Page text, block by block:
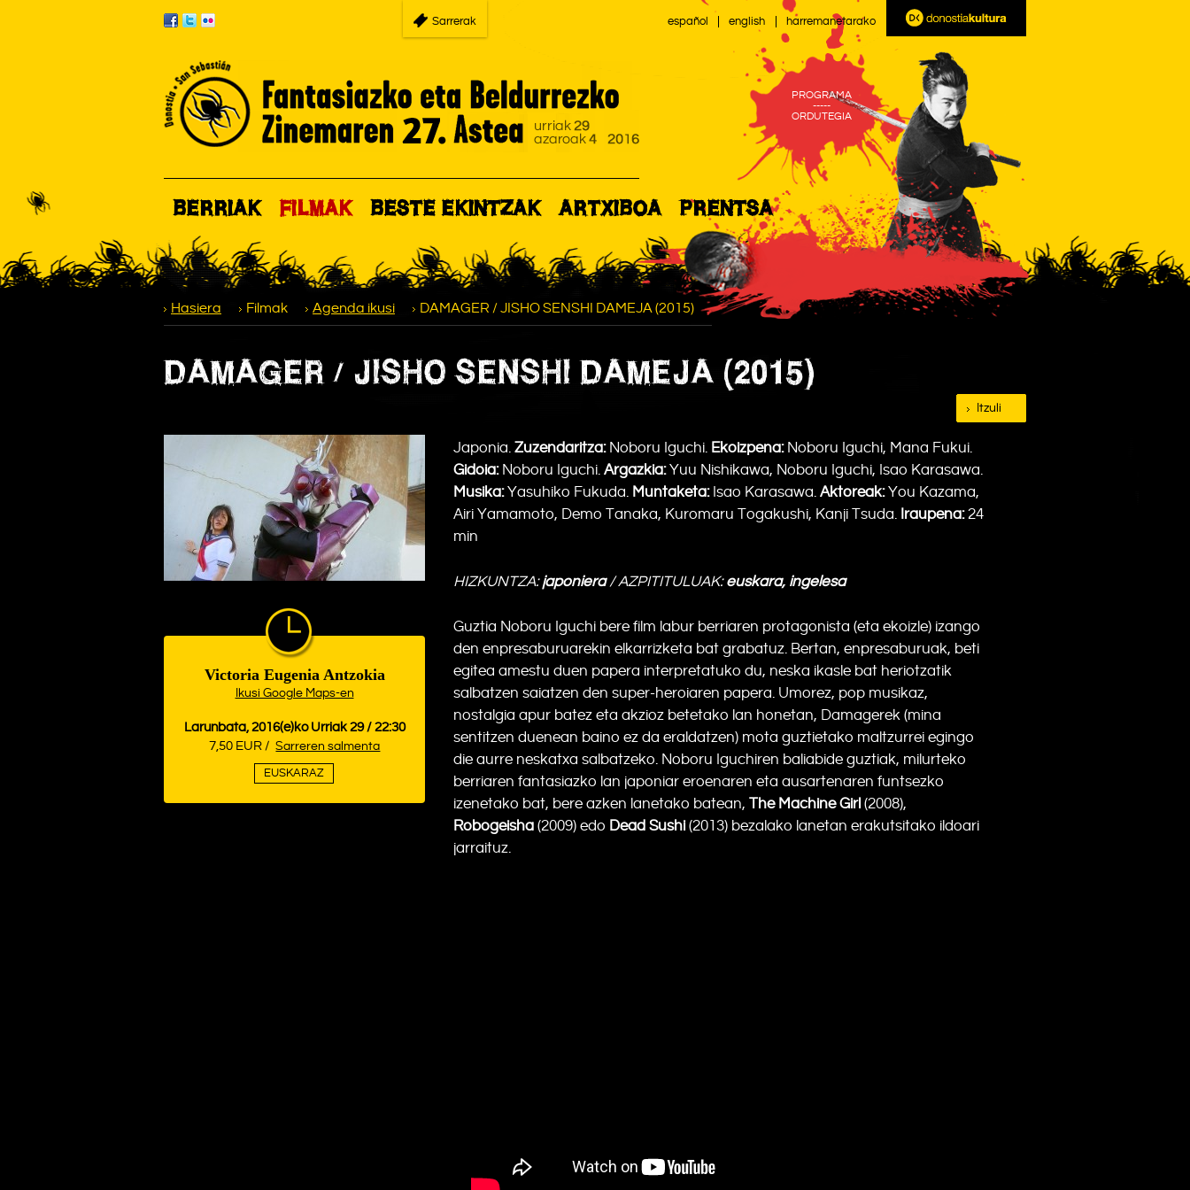
Sarrerak harremanetarako
español english
PROGRAMA
-----
ORDUTEGIA
BERRIAK FILMAK BESTE EKINTZAK ARTXIBOA PRENTSA
Hasiera Filmak Agenda ikusi DAMAGER / JISHO SENSHI DAMEJA (2015)
DAMAGER / JISHO SENSHI DAMEJA (2015)
Itzuli
Victoria Eugenia Antzokia
Ikusi Google Maps-en
Larunbata, 2016(e)ko Urriak 29 / 22:30
7,50 EUR / Sarreren salmenta
EUSKARAZ
Japonia. Zuzendaritza:Noboru Iguchi. Ekoizpena:Noboru Iguchi, Mana Fukui.
Gidoia:Noboru Iguchi. Argazkia:Yuu Nishikawa, Noboru Iguchi, Isao Karasawa.
Musika:Yasuhiko Fukuda. Muntaketa:Isao Karasawa. Aktoreak:You Kazama,
Airi Yamamoto, Demo Tanaka, Kuromaru Togakushi, Kanji Tsuda. Iraupena:24
min
HIZKUNTZA:japoniera/ AZPITITULUAK:euskara, ingelesa
Guztia Noboru Iguchi bere film labur berriaren protagonista (eta ekoizle) izango
den enpresaburuarekin elkarrizketa bat grabatuz. Bertan, enpresaburuak, beti
egitea amestu duen papera interpretatuko du, neska ikasle bat heriotzatik
salbatzen saiatzen den super-heroiaren papera. Umorez, pop musikaz,
nostalgia apur batez eta akzioz betetako lan honetan, Damagerek (mina
sentitzen duenean baino ez da eraldatzen) mota guztietako maltzurrei egingo
die aurre neskatxa salbatzeko. Noboru Iguchiren baliabide guztiak, milurteko
berriaren fantasiazko lan japoniar eroenaren eta ausartenaren funtsezko
izenetako bat, bere azken lanetako batean, The Machine Girl (2008),
Robogeisha (2009) edo Dead Sushi (2013) bezalako lanetan erakutsitako ildoari
jarraituz.